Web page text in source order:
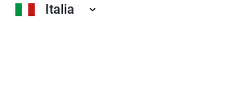
Italia